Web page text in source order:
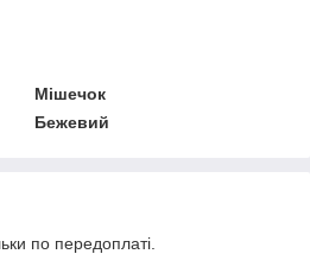
Мішечок
Бежевий
по передоплаті.